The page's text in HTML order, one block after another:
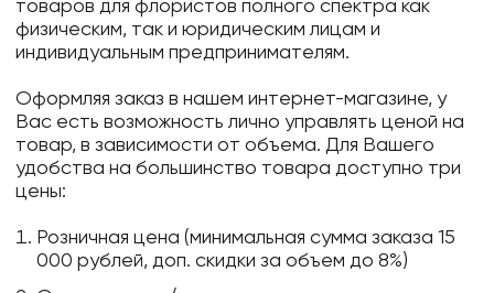
товаров для флористов полного спектра как
физическим, так и юридическим лицам и
индивидуальным предпринимателям.
Оформляя заказ в нашем интернет-магазине, у
Вас есть возможность лично управлять ценой на
товар, в зависимости от объема. Для Вашего
удобства на большинство товара доступно три
цены:
Розничная цена (минимальная сумма заказа 15
000 рублей, доп. скидки за объем до 8%)